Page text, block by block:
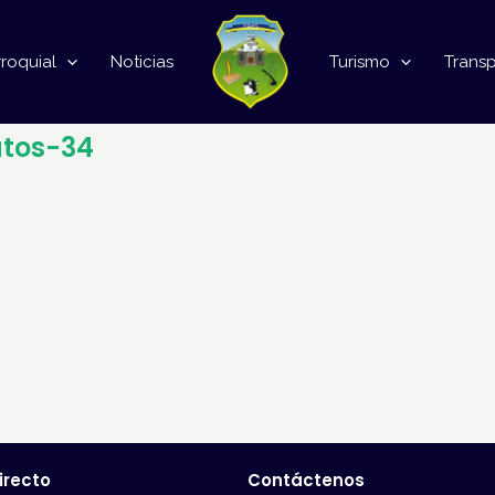
Noticias Turismo
34
Contáctenos